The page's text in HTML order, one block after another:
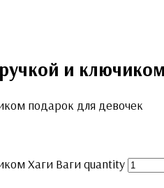
и
подарок для девочек
Хаги Ваги quantity